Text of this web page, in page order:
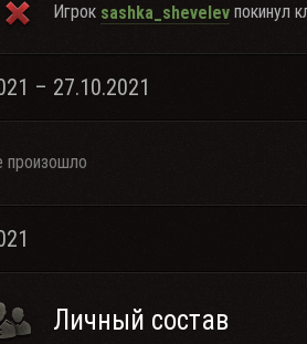
Игрок sashka_shevelev покинул
– 27.10.2021
произошло
Личный состав